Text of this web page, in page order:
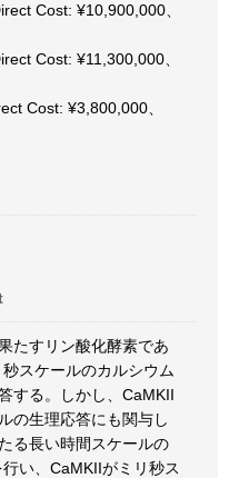
Cost: ¥10,900,000、
Cost: ¥11,300,000、
Cost: ¥3,800,000、
たすリン酸化酵素であ
スケールのカルシウム
する。しかし、CaMKII
の生理応答にも関与し
る長い時間スケールの
い、CaMKIIがミリ秒ス